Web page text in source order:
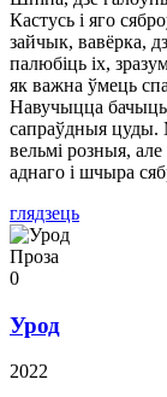
Кастусь і яго
зайчык, вавёрка,
палюбіць іх,
як важна ўмець
Навучыцца бачыць
сапраўдныя цуды.
вельмі розныя,
аднаго і шчыра
глядзець
Проза
0
Урод
2022